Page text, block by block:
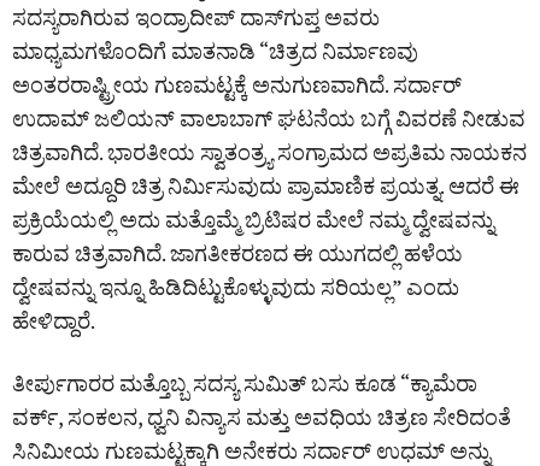
ಸದಸ್ಯರಾಗಿರುವ ಇಂದ್ರಾದೀಪ್ ದಾಸ್‌ಗುಪ್ತ ಅವರು
ಮಾಧ್ಯಮಗಳೊಂದಿಗೆ ಮಾತನಾಡಿ “ಚಿತ್ರದ ನಿರ್ಮಾಣವು
ಅಂತರರಾಷ್ಟ್ರೀಯ ಗುಣಮಟ್ಟಕ್ಕೆ ಅನುಗುಣವಾಗಿದೆ. ಸರ್ದಾರ್
ಉದಾಮ್ ಜಲಿಯನ್ ವಾಲಾಬಾಗ್ ಘಟನೆಯ ಬಗ್ಗೆ ವಿವರಣೆ ನೀಡುವ
ಚಿತ್ರವಾಗಿದೆ. ಭಾರತೀಯ ಸ್ವಾತಂತ್ರ್ಯ ಸಂಗ್ರಾಮದ ಅಪ್ರತಿಮ ನಾಯಕನ
ಮೇಲೆ ಅದ್ದೂರಿ ಚಿತ್ರ ನಿರ್ಮಿಸುವುದು ಪ್ರಾಮಾಣಿಕ ಪ್ರಯತ್ನ. ಆದರೆ ಈ
ಪ್ರಕ್ರಿಯೆಯಲ್ಲಿ ಅದು ಮತ್ತೊಮ್ಮೆ ಬ್ರಿಟಿಷರ ಮೇಲೆ ನಮ್ಮ ದ್ವೇಷವನ್ನು
ಕಾರುವ ಚಿತ್ರವಾಗಿದೆ. ಜಾಗತೀಕರಣದ ಈ ಯುಗದಲ್ಲಿ ಹಳೆಯ
ದ್ವೇಷವನ್ನು ಇನ್ನೂ ಹಿಡಿದಿಟ್ಟುಕೊಳ್ಳುವುದು ಸರಿಯಲ್ಲ” ಎಂದು
ಹೇಳಿದ್ದಾರೆ.
ತೀರ್ಪುಗಾರರ ಮತ್ತೊಬ್ಬ ಸದಸ್ಯ ಸುಮಿತ್ ಬಸು ಕೂಡ “ಕ್ಯಾಮೆರಾ
ವರ್ಕ್, ಸಂಕಲನ, ಧ್ವನಿ ವಿನ್ಯಾಸ ಮತ್ತು ಅವಧಿಯ ಚಿತ್ರಣ ಸೇರಿದಂತೆ
ಸಿನಿಮೀಯ ಗುಣಮಟ್ಟಕ್ಕಾಗಿ ಅನೇಕರು ಸರ್ದಾರ್ ಉಧಮ್ ಅನ್ನು